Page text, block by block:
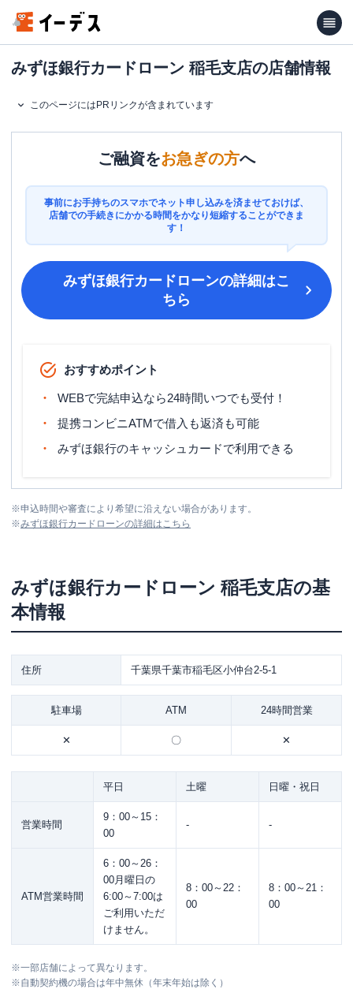
みずほ銀行カードローン 稲毛支店の店舗情報
このページにはPRリンクが含まれています
ご融資をお急ぎの方へ
事前にお手持ちのスマホでネット申し込みを済ませておけば、
店舗での手続きにかかる時間をかなり短縮することができま
す！
みずほ銀行カードローンの詳細はこ
ちら
おすすめポイント
WEBで完結申込なら24時間いつでも受付！
提携コンビニATMで借入も返済も可能
みずほ銀行のキャッシュカードで利用できる
※申込時間や審査により希望に沿えない場合があります。
※みずほ銀行カードローンの詳細はこちら
みずほ銀行カードローン 稲毛支店の基
本情報
住所 千葉県千葉市稲毛区小仲台2-5-1
駐車場 ATM 24時間営業
✕ 〇 ✕
平日 土曜 日曜・祝日
営業時間
9：00～15：
00
- -
ATM営業時間
6：00～26：
00月曜日の
6:00～7:00は
ご利用いただ
けません。
8：00～22：
00
8：00～21：
00
※一部店舗によって異なります。
※自動契約機の場合は年中無休（年末年始は除く）